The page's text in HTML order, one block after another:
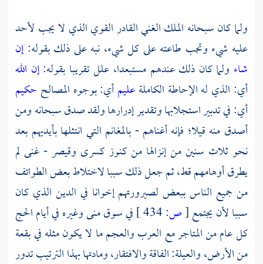
ولما كان سبحانه الملك الغني القادر القوي الذي لا يجب لأحد
عليه شيء وتجب طاعته على كل شيء، نبه على ذلك بقوله:إن
شاء ولما كان ذلك عندهم مستبعدا، علل تقريبا بقوله:إن الله
أي: الذي له الإحاطة الكاملةعليمأي: بوجوه المصالح حكيم
أي: في تدبير استجلابها وتقدير إدرارها ولقد صدق سبحانه ومن
أصدق منه قيلا؛ فإنه أغناهم - بالمغانم التي انتثلها بأيديهم بعد
نحو ثلاث سنين من إنزالها من كنوز كسرى وقيصر- غنى لم
يطرق أوهامهم قط، ثم جعل ذلك سببا لاختلاط بعض الطوائف
من جميع الناس ببعض لصيرورتهم إخوانا في الدين الذي كان
سببا لأن يجتمع[ص: في سوقمنىوغيره في أيام الحج
كل عام من المتاجر مع العرب والعجم ما لا يكون مثله في بقعة
من الأرض، والعيلة: الفاقة والافتقار، ومادتها بهذا الترتيب تدور